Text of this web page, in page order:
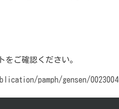
をご確認ください。
pamph/gensen/